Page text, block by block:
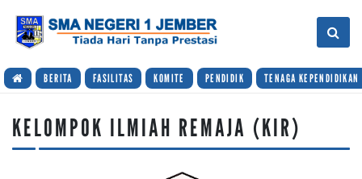
BERITA FASILITAS KOMITE PENDIDIK TENAGA KEPENDIDIKAN
KELOMPOK ILMIAH REMAJA (KIR)